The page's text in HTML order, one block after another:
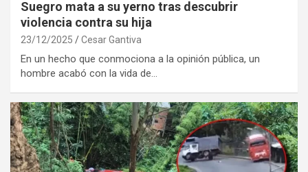
Suegro mata a su yerno tras descubrir
violencia contra su hija
23/12/2025 Cesar Gantiva
En un hecho que conmociona a la opinión pública, un
hombre acabó con la vida de…